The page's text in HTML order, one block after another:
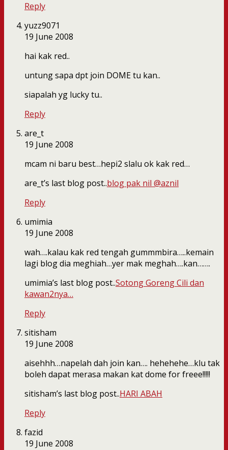
Reply
yuzz9071
19 June 2008
hai kak red..
untung sapa dpt join DOME tu kan..
siapalah yg lucky tu..
Reply
are_t
19 June 2008
mcam ni baru best…hepi2 slalu ok kak red…
are_t’s last blog post..blog pak nil @aznil
Reply
umimia
19 June 2008
wah….kalau kak red tengah gummmbira…..kemain
lagi blog dia meghiah…yer mak meghah….kan…….
umimia’s last blog post..Sotong Goreng Cili dan
kawan2nya…
Reply
sitisham
19 June 2008
aisehhh…napelah dah join kan…. hehehehe…klu tak
boleh dapat merasa makan kat dome for freee!!!!!
sitisham’s last blog post..HARI ABAH
Reply
fazid
19 June 2008